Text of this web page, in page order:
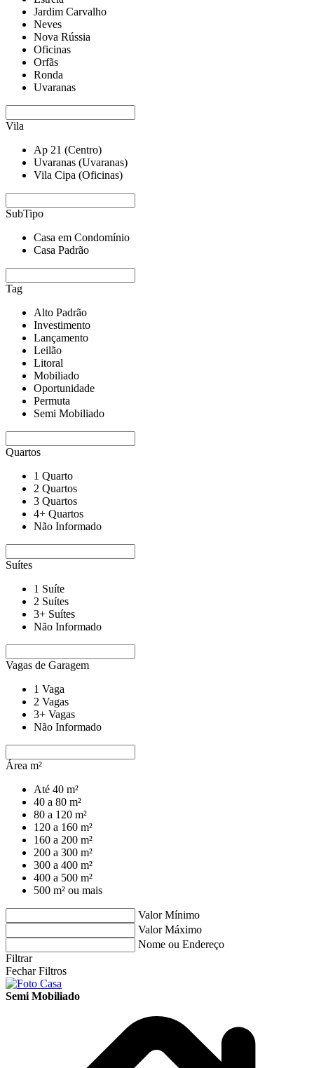
Jardim Carvalho
Neves
Nova Rússia
Oficinas
Orfãs
Ronda
Uvaranas
Vila
Ap 21 (Centro)
Uvaranas (Uvaranas)
Vila Cipa (Oficinas)
SubTipo
Casa em Condomínio
Casa Padrão
Tag
Alto Padrão
Investimento
Lançamento
Leilão
Litoral
Mobiliado
Oportunidade
Permuta
Semi Mobiliado
Quartos
1 Quarto
2 Quartos
3 Quartos
4+ Quartos
Não Informado
Suítes
1 Suíte
2 Suítes
3+ Suítes
Não Informado
Vagas de Garagem
1 Vaga
2 Vagas
3+ Vagas
Não Informado
Área m²
Até 40 m²
40 a 80 m²
80 a 120 m²
120 a 160 m²
160 a 200 m²
200 a 300 m²
300 a 400 m²
400 a 500 m²
500 m² ou mais
Valor Mínimo
Valor Máximo
Nome ou Endereço
Filtrar
Fechar Filtros
Semi Mobiliado